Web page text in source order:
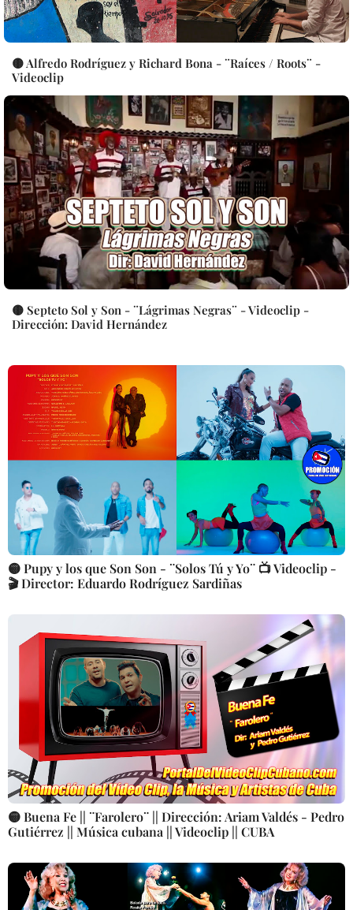
🟡 Alfredo Rodríguez y Richard Bona - ¨Raíces / Roots¨ -
Videoclip
🟡 Septeto Sol y Son - ¨Lágrimas Negras¨ - Videoclip -
Dirección: David Hernández
🟡 Pupy y los que Son Son - ¨Solos Tú y Yo¨ 📺 Videoclip -
🎬 Director: Eduardo Rodríguez Sardiñas
🟡 Buena Fe || ¨Farolero¨ || Dirección: Ariam Valdés - Pedro
Gutiérrez || Música cubana || Videoclip || CUBA